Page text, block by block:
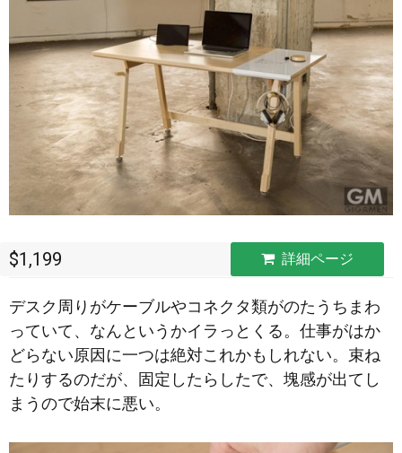
$1,199 詳細ページ
デスク周りがケーブルやコネクタ類がのたうちまわ
っていて、なんというかイラっとくる。仕事がはか
どらない原因に一つは絶対これかもしれない。束ね
たりするのだが、固定したらしたで、塊感が出てし
まうので始末に悪い。